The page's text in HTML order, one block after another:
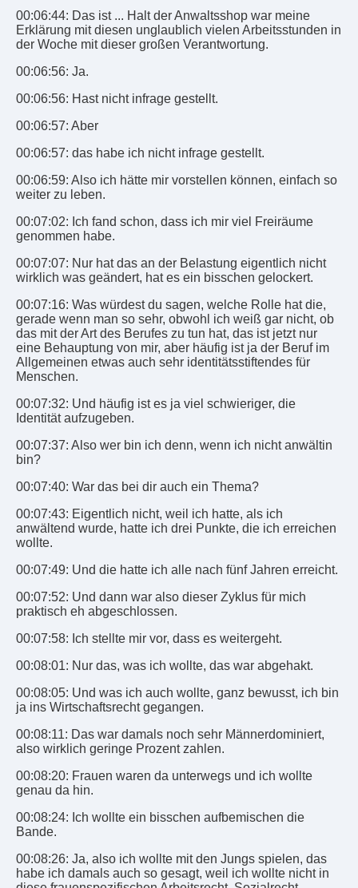
00:06:44: Das ist ... Halt der Anwaltsshop war meine
Erklärung mit diesen unglaublich vielen Arbeitsstunden in
der Woche mit dieser großen Verantwortung.
00:06:56: Ja.
00:06:56: Hast nicht infrage gestellt.
00:06:57: Aber
00:06:57: das habe ich nicht infrage gestellt.
00:06:59: Also ich hätte mir vorstellen können, einfach so
weiter zu leben.
00:07:02: Ich fand schon, dass ich mir viel Freiräume
genommen habe.
00:07:07: Nur hat das an der Belastung eigentlich nicht
wirklich was geändert, hat es ein bisschen gelockert.
00:07:16: Was würdest du sagen, welche Rolle hat die,
gerade wenn man so sehr, obwohl ich weiß gar nicht, ob
das mit der Art des Berufes zu tun hat, das ist jetzt nur
eine Behauptung von mir, aber häufig ist ja der Beruf im
Allgemeinen etwas auch sehr identitätsstiftendes für
Menschen.
00:07:32: Und häufig ist es ja viel schwieriger, die
Identität aufzugeben.
00:07:37: Also wer bin ich denn, wenn ich nicht anwältin
bin?
00:07:40: War das bei dir auch ein Thema?
00:07:43: Eigentlich nicht, weil ich hatte, als ich
anwältend wurde, hatte ich drei Punkte, die ich erreichen
wollte.
00:07:49: Und die hatte ich alle nach fünf Jahren erreicht.
00:07:52: Und dann war also dieser Zyklus für mich
praktisch eh abgeschlossen.
00:07:58: Ich stellte mir vor, dass es weitergeht.
00:08:01: Nur das, was ich wollte, das war abgehakt.
00:08:05: Und was ich auch wollte, ganz bewusst, ich bin
ja ins Wirtschaftsrecht gegangen.
00:08:11: Das war damals noch sehr Männerdominiert,
also wirklich geringe Prozent zahlen.
00:08:20: Frauen waren da unterwegs und ich wollte
genau da hin.
00:08:24: Ich wollte ein bisschen aufbemischen die
Bande.
00:08:26: Ja, also ich wollte mit den Jungs spielen, das
habe ich damals auch so gesagt, weil ich wollte nicht in